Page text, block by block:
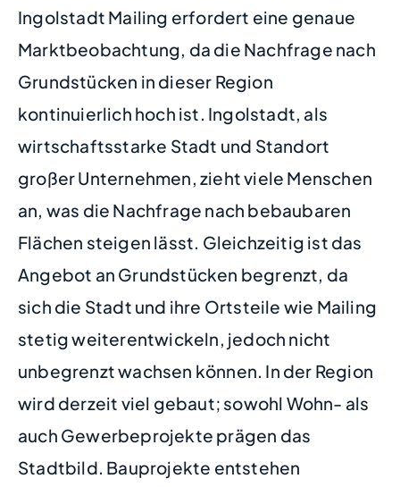
Ingolstadt Mailing erfordert eine genaue
Marktbeobachtung, da die Nachfrage nach
Grundstücken in dieser Region
kontinuierlich hoch ist. Ingolstadt, als
wirtschaftsstarke Stadt und Standort
großer Unternehmen, zieht viele Menschen
an, was die Nachfrage nach bebaubaren
Flächen steigen lässt. Gleichzeitig ist das
Angebot an Grundstücken begrenzt, da
sich die Stadt und ihre Ortsteile wie Mailing
stetig weiterentwickeln, jedoch nicht
unbegrenzt wachsen können. In der Region
wird derzeit viel gebaut; sowohl Wohn- als
auch Gewerbeprojekte prägen das
Stadtbild. Bauprojekte entstehen